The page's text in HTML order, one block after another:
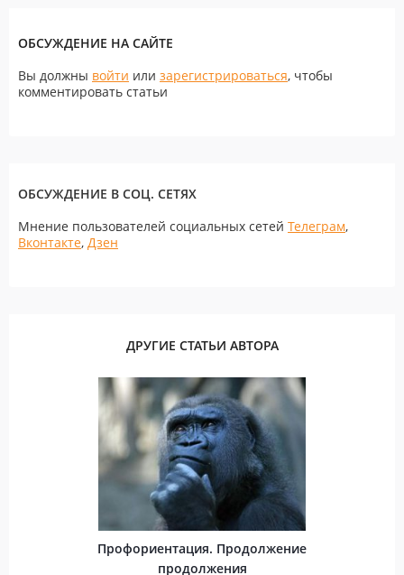
ОБСУЖДЕНИЕ НА САЙТЕ
Вы должны войти или зарегистрироваться, чтобы
комментировать статьи
ОБСУЖДЕНИЕ В СОЦ. СЕТЯХ
Мнение пользователей социальных сетей Телеграм,
Вконтакте, Дзен
ДРУГИЕ СТАТЬИ АВТОРА
Профориентация. Продолжение
продолжения